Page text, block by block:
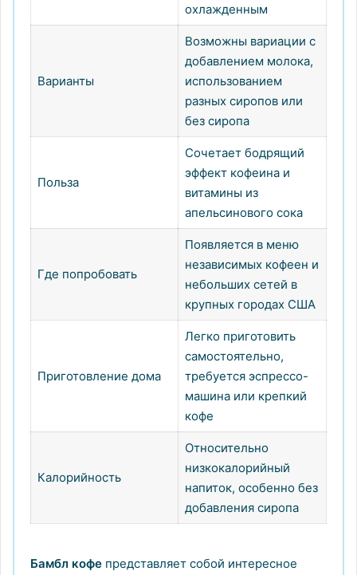
охлажденным
Варианты
Возможны вариации с
добавлением молока,
использованием
разных сиропов или
без сиропа
Польза
Сочетает бодрящий
эффект кофеина и
витамины из
апельсинового сока
Где попробовать
Появляется в меню
независимых кофеен и
небольших сетей в
крупных городах США
Приготовление дома
Легко приготовить
самостоятельно,
требуется эспрессо-
машина или крепкий
кофе
Калорийность
Относительно
низкокалорийный
напиток, особенно без
добавления сиропа
Бамбл кофе представляет собой интересное